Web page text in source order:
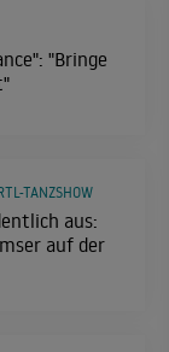
"Bringe
aus:
auf der
TANZSHOW